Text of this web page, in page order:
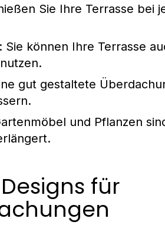
Sie Ihre Terrasse bei
Sie können Ihre Terrasse
gut gestaltete
und Pflanzen
für